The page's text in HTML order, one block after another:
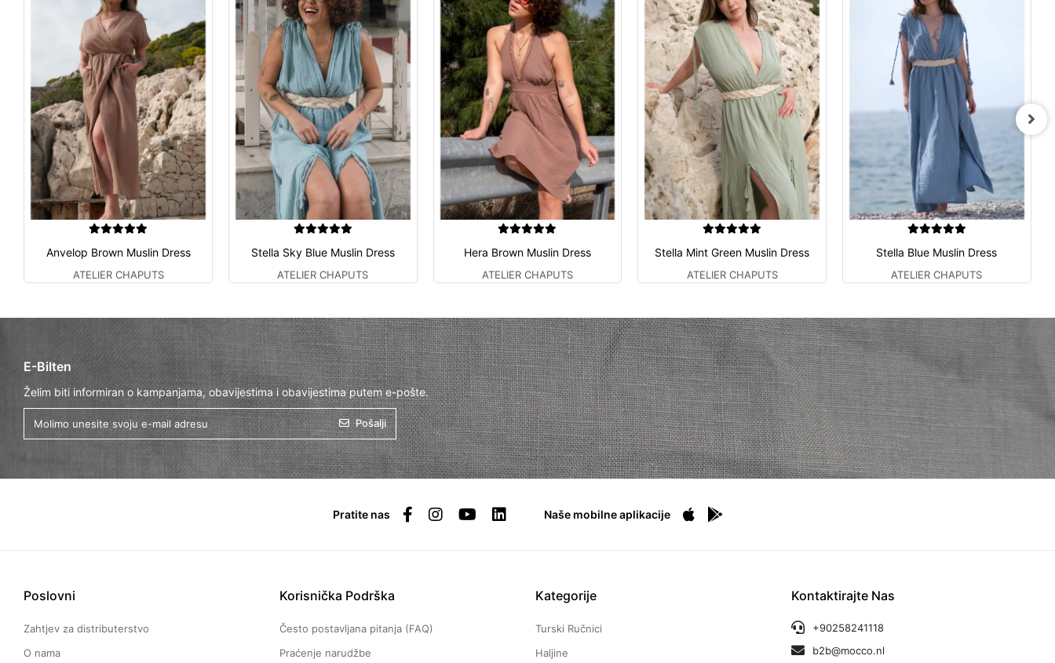
Anvelop Brown Muslin Dress
ATELIER CHAPUTS
Stella Sky Blue Muslin Dress
ATELIER CHAPUTS
Hera Brown Muslin Dress
ATELIER CHAPUTS
Stella Mint Green Muslin Dress
ATELIER CHAPUTS
Stella Blue Muslin Dress
ATELIER CHAPUTS
E-Bilten
Želim biti informiran o kampanjama, obavijestima i obavijestima putem e-pošte.
Pošalji
Pratite nas Naše mobilne aplikacije
Poslovni
Zahtjev za distributerstvo
O nama
Korisnička Podrška
Često postavljana pitanja (FAQ)
Praćenje narudžbe
Kategorije
Turski Ručnici
Haljine
Kontaktirajte Nas
+90258241118
b2b@mocco.nl